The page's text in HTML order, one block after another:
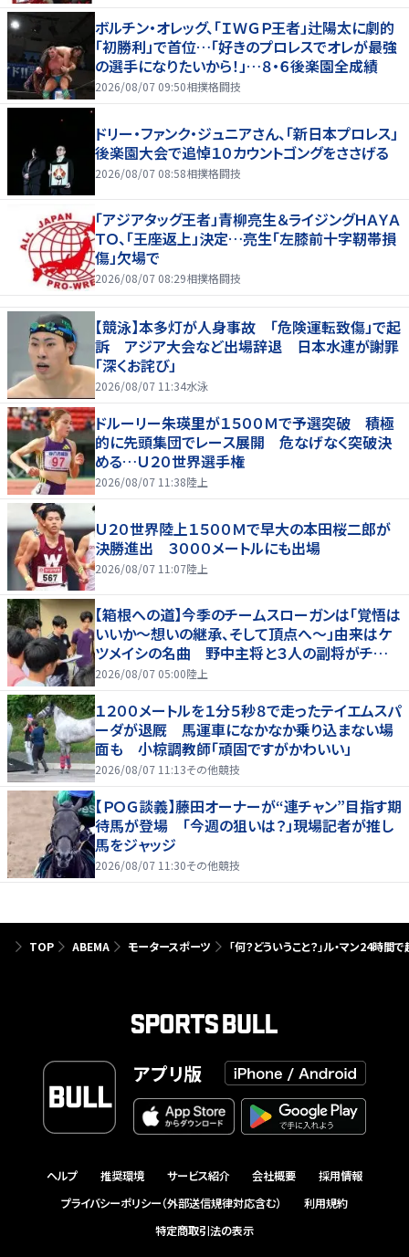
ボルチン・オレッグ、「ＩＷＧＰ王者」辻陽太に劇的
「初勝利」で首位…「好きのプロレスでオレが最強
の選手になりたいから！」…８・６後楽園全成績
2026/08/07 09:50相撲格闘技
ドリー・ファンク・ジュニアさん、「新日本プロレス」
後楽園大会で追悼１０カウントゴングをささげる
2026/08/07 08:58相撲格闘技
「アジアタッグ王者」青柳亮生＆ライジングＨＡＹＡ
ＴＯ、「王座返上」決定…亮生「左膝前十字靭帯損
傷」欠場で
2026/08/07 08:29相撲格闘技
【競泳】本多灯が人身事故 「危険運転致傷」で起
訴 アジア大会など出場辞退 日本水連が謝罪
「深くお詫び」
2026/08/07 11:34水泳
ドルーリー朱瑛里が１５００Ｍで予選突破 積極
的に先頭集団でレース展開 危なげなく突破決
める…Ｕ２０世界選手権
2026/08/07 11:38陸上
Ｕ２０世界陸上１５００Ｍで早大の本田桜二郎が
決勝進出 ３０００メートルにも出場
2026/08/07 11:07陸上
【箱根への道】今季のチームスローガンは「覚悟は
いいか～想いの継承、そして頂点へ～」由来はケ
ツメイシの名曲 野中主将と３人の副将がチーム
を引っ張る…夏合宿特集第１弾、国学院大
2026/08/07 05:00陸上
１２００メートルを１分５秒８で走ったテイエムスパ
ーダが退厩 馬運車になかなか乗り込まない場
面も 小椋調教師「頑固ですがかわいい」
2026/08/07 11:13その他競技
【ＰＯＧ談義】藤田オーナーが“連チャン”目指す期
待馬が登場 「今週の狙いは？」現場記者が推し
馬をジャッジ
2026/08/07 11:30その他競技
TOP ABEMA モータースポーツ 「何？どういうこと？」ル・マン24時
アプリ版
ヘルプ 推奨環境 サービス紹介 会社概要
採用情報
プライバシーポリシー（外部送信規律対応含む）
利用規約
特定商取引法の表示